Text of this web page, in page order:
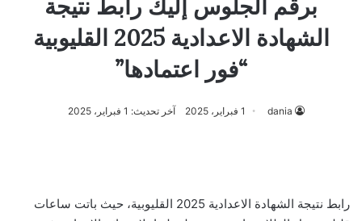
برقم الجلوس إليك رابط نتيجة
الشهادة الاعدادية 2025 القليوبية
“فور اعتمادها”
dania 1 فبراير، 2025 آخر تحديث: 1 فبراير، 2025
رابط نتيجة الشهادة الاعدادية 2025 القليوبية، حيث باتت ساعات